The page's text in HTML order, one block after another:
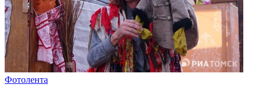
Фотолента